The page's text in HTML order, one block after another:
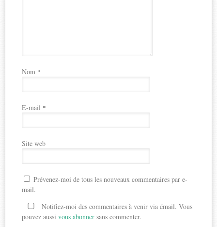
Nom *
E-mail *
Site web
Prévenez-moi de tous les nouveaux commentaires par e-
mail.
Notifiez-moi des commentaires à venir via émail. Vous
pouvez aussivous abonner sans commenter.